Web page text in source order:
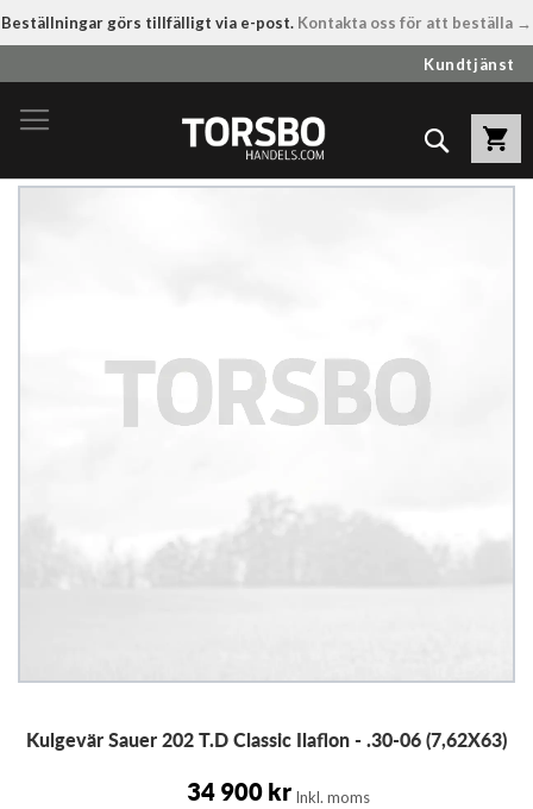
Beställningar görs tillfälligt via e-post. Kontakta oss för att beställa →
till
innehållet
Kundtjänst
Sök
tillKulgevär Sauer 202 T.D Classic Ilaflon - .30-06 (7,62X63)
34 900 kr Inkl. moms